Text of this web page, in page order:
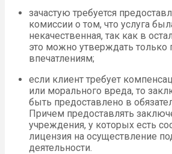
зачастую требуется
комиссии о том, что услуга
некачественная, так как в
это можно утверждать
впечатлениям;
если клиент требует
или морального вреда, то
быть предоставлено в
Причем предоставлять
учреждения, у которых есть
лицензия на осуществление
деятельности.